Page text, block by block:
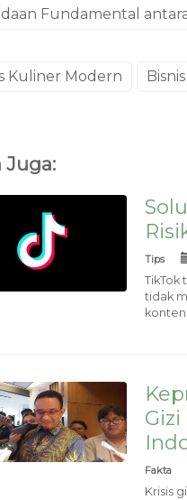
Fundamental
Kuliner Modern
Juga:
Tips
TikTok
tidak
konten
Fakta
Krisis